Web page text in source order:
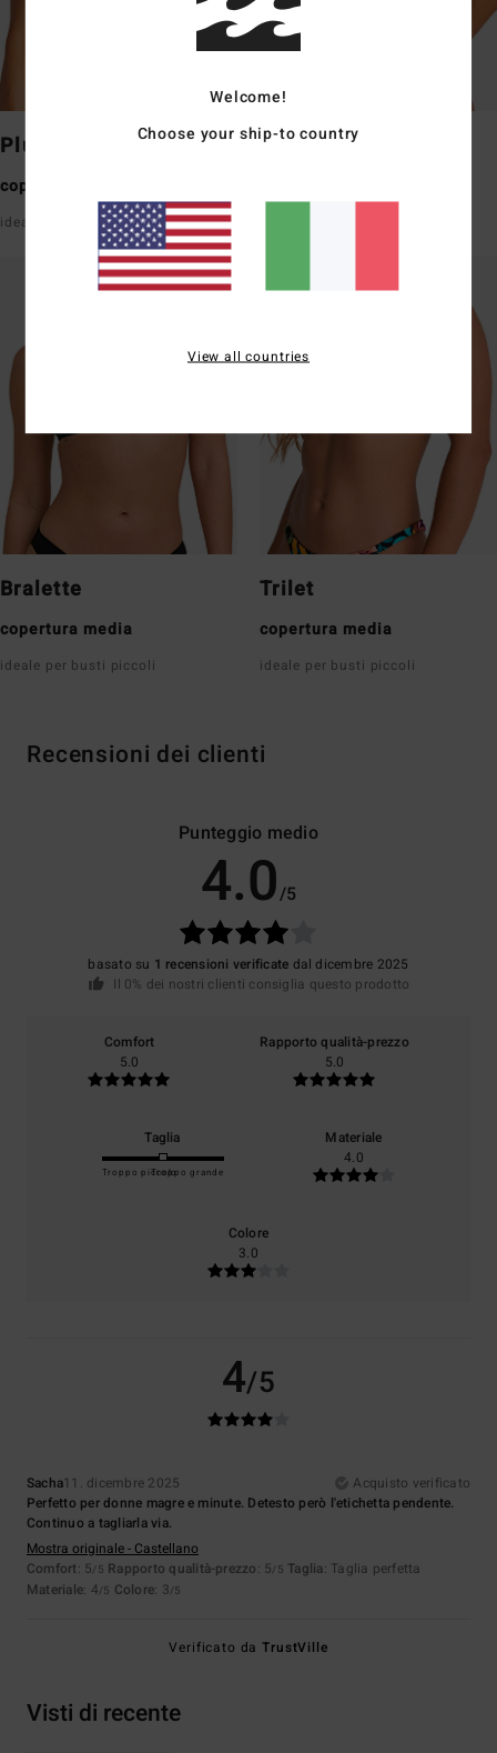
Plunge
copertura media
ideale per busti piccoli
Bandeau
Bralette
copertura media
ideale per busti piccoli
Trilet
copertura media
ideale per busti piccoli
Recensioni dei clienti
Punteggio medio
4.0/5
basato su 1 recensioni verificate dal dicembre 2025
Il 0% dei nostri clienti consiglia questo prodotto
Comfort
5.0
Rapporto qualità-prezzo
5.0
Taglia
Troppo piccoloTroppo grande
Materiale
4.0
Colore
3.0
4/5
Sacha11. dicembre 2025
Acquisto verificato
Perfetto per donne magre e minute. Detesto però l'etichetta pendente.
Continuo a tagliarla via.
Mostra originale - Castellano
Comfort: 5/5 Rapporto qualità-prezzo: 5/5 Taglia: Taglia perfetta
Materiale: 4/5 Colore: 3/5
Verificato daTrustVille
Visti di recente
Welcome!
Choose your ship-to country
View all countries